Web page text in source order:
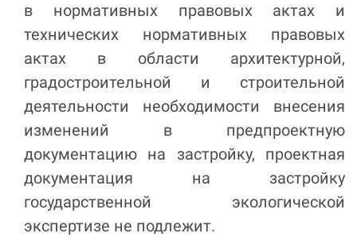
в нормативных правовых актах и
технических нормативных правовых
актах в области архитектурной,
градостроительной и строительной
деятельности необходимости внесения
изменений в предпроектную
документацию на застройку, проектная
документация на застройку
государственной экологической
экспертизе не подлежит.